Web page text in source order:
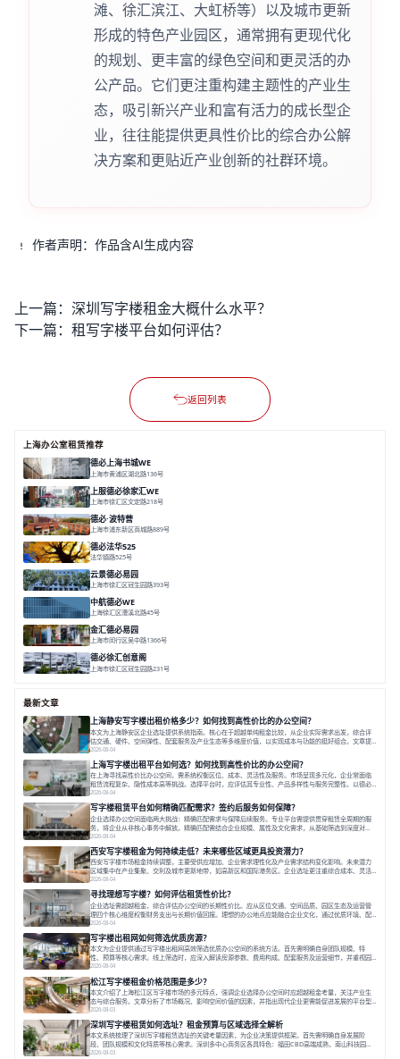
滩、徐汇滨江、大虹桥等）以及城市更新
形成的特色产业园区，通常拥有更现代化
的规划、更丰富的绿色空间和更灵活的办
公产品。它们更注重构建主题性的产业生
态，吸引新兴产业和富有活力的成长型企
业，往往能提供更具性价比的综合办公解
决方案和更贴近产业创新的社群环境。
作者声明：作品含AI生成内容
上一篇： 深圳写字楼租金大概什么水平？
下一篇： 租写字楼平台如何评估？
返回列表
上海办公室租赁推荐
德必上海书城WE
上海市黄浦区湖北路136号
上服德必徐家汇WE
上海市徐汇区文定路218号
德必·波特营
上海市浦东新区商城路889号
德必法华525
法华镇路525号
云景德必易园
上海市徐汇区冠生园路393号
中航德必WE
上海徐汇区漕溪北路45号
金汇德必易园
上海市闵行区吴中路1366号
德必徐汇创意阁
上海市徐汇区冠生园路231号
最新文章
上海静安写字楼出租价格多少？如何找到高性价比的办公空间？
本文为上海静安区企业选址提供系统指南。核心在于超越单纯租金比较，从企业实际需求出发，综合评
估交通、硬件、空间弹性、配套服务及产业生态等多维度价值，以实现成本与功能的挺好组合。文章提
出打破固定工位思维，采用精装灵活空间与共享配套以提升性价比，并通过不同规模企业的实际案例加
以说明。之后指出，专业运营服务商提供的稳定环境、社群活动与产业集聚等增值服务，是很大化空间
价值、助力企业成长的关键。对于许多在
2026-08-04
上海写字楼出租平台如何选？如何找到高性价比的办公空间？
在上海寻找高性价比办公空间，需系统权衡区位、成本、灵活性及服务。市场呈现多元化，企业常面临
租赁流程复杂、隐性成本高等挑战。选择平台时，应评估其专业性、产品多样性与服务完整性。以德必
为例，其提供从空间到生态的解决方案，通过特色园区、灵活产品和丰富配套，满足不同企业需求。企
业应明确自身需求，实地考察，选择能支持长期发展、提升竞争力的办公空间。在上海寻找合适的办公
空间，对于企业行政负责人、中小企业主
2026-08-04
写字楼租赁平台如何精确匹配需求？签约后服务如何保障？
企业选择办公空间面临两大挑战：精确匹配需求与保障后续服务。专业平台需提供贯穿租赁全周期的服
务，将企业从非核心事务中解放。精确匹配需结合企业规模、属性及文化需求，从基础筛选到深度对
接；签约后则需构建覆盖硬件运维、共享配套及专业物业的全周期保障体系。德必集团通过标准化服务
与个性化运营结合，以全国布局和产业生态圈为企业提供稳定支持，体现了从信息撮合到深度服务的能
力转变。在为企业寻找办公空间的过程中，
2026-08-04
西安写字楼租金为何持续走低？未来哪些区域更具投资潜力？
西安写字楼市场租金持续调整，主要受供应增加、企业需求理性化及产业需求结构变化影响。未来潜力
区域集中在产业集聚、交利及城市更新地带，如高新区和国际港务区。企业选址更注重综合成本、灵活
性与员工体验，倾向于提供全包式服务的办公空间。专业运营方通过空间优化与社群服务，助力企业成
长，推动市场向多元化、高性价比方向发展。近年来，西安写字楼市场呈现出租金持续调整的态势，这
一现象引发了的广泛关注。作为西部重要
2026-08-04
寻找理想写字楼？如何评估租赁性价比？
企业选址需超越租金，综合评估办公空间的长期性价比。应从区位交通、空间品质、园区生态及运营管
理四个核心维度权衡财务支出与长期价值回报。理想的办公地点应能融合企业文化，通过优质环境、配
套服务及社群资源赋能业务增长，实现成本与价值的平衡。对于许多正在成长或寻求稳定发展的企业而
言，寻找一处合适的办公空间是一项至关重要的决策。这不仅关系到团队的日常工作效率与协作氛围，
更直接影响着企业的品牌形象、运营成本
2026-08-04
写字楼出租网如何筛选优质房源？
本文为企业提供通过写字楼出租网高效筛选优质办公空间的系统方法。首先需明确自身团队规模、特
性、预算等核心需求。线上筛选时，应深入解读房源参数、费用构成、配套服务及运营细节，并重视园
区产业生态与交通区位价值。同时，需考察运营方的品牌背景与持续服务能力。完成线上初选后，必须
进行线下实地验证，核对空间实景、测试设施、感受园区氛围并确认合同条款，从而做出精确决策。在
数字化时代，写字楼出租网已成为企业寻找
2026-08-04
松江写字楼租金价格范围是多少？
本文介绍了上海松江区写字楼市场的多元特点，强调企业选择办公空间时应超越租金考量，关注产业生
态与综合服务。文章分析了市场概况、影响空间价值的因素，并指出现代企业更需能促进发展的平台型
空间。之后，以德必集团为例，说明运营方如何通过构建服务生态助力企业成长，建议企业系统评估需
求与长期价值，选择匹配的发展载体。对于许多寻求在上海松江区设立或扩展办公空间的企业而言，了
解该区域的写字楼市场概况是决策的首先
2026-08-03
深圳写字楼租赁如何选址？租金预算与区域选择全解析
本文系统梳理了深圳写字楼租赁选址的关键考量因素，为企业决策提供框架。首先需明确自身发展阶
段、团队规模和文化特质等核心需求。深圳多中心商务区各具特色：福田CBD高端成熟，南山科技园创
新活力强，前海具政策优势。除传统写字楼外，创意产业园注重生态与社群，适合文创、科技类企业。
2026-08-03